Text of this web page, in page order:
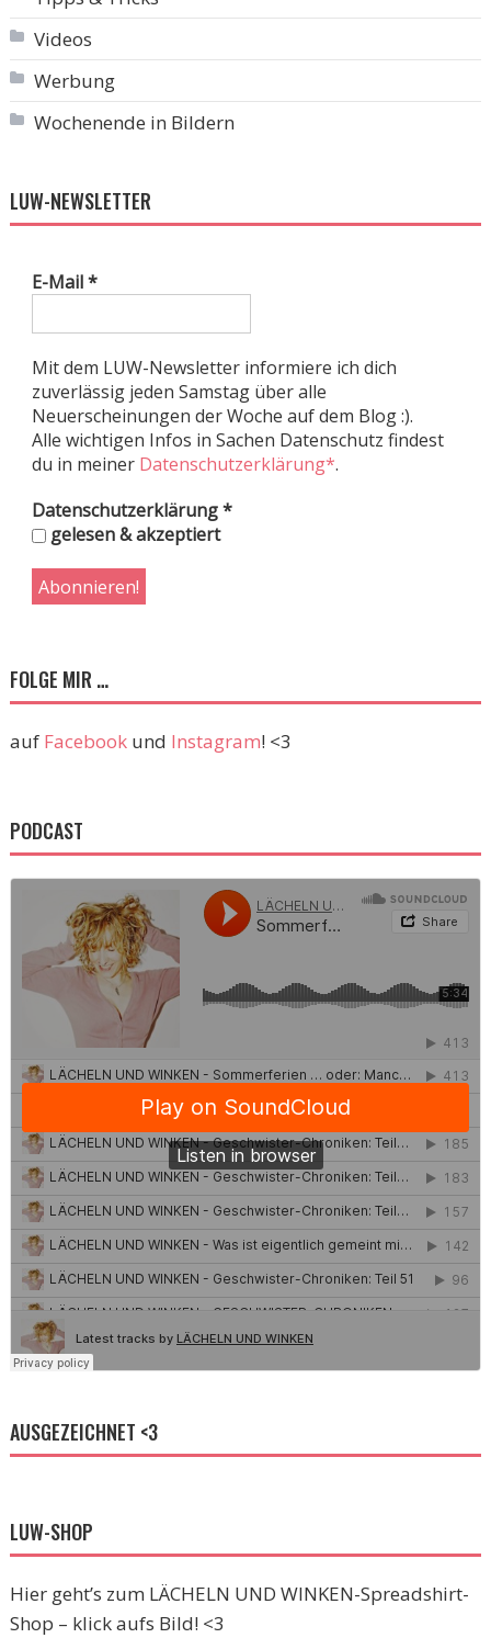
Videos
Werbung
Wochenende in Bildern
LUW-NEWSLETTER
E-Mail*
Mit dem LUW-Newsletter informiere ich dich
zuverlässig jeden Samstag über alle
Neuerscheinungen der Woche auf dem Blog :).
Alle wichtigen Infos in Sachen Datenschutz findest
du in meiner Datenschutzerklärung*.
Datenschutzerklärung*
gelesen & akzeptiert
FOLGE MIR …
auf Facebookund Instagram! <3
PODCAST
AUSGEZEICHNET <3
LUW-SHOP
Hier geht’s zum LÄCHELN UND WINKEN-Spreadshirt-
Shop – klick aufs Bild! <3